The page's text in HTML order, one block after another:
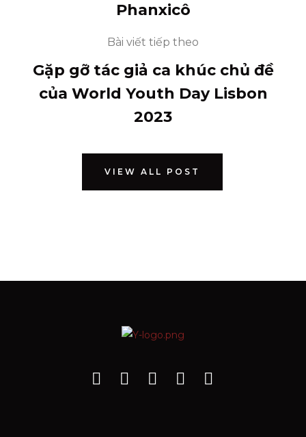
Phanxicô
Bài viết tiếp theo
Gặp gỡ tác giả ca khúc chủ đề
của World Youth Day Lisbon
2023
VIEW ALL POST